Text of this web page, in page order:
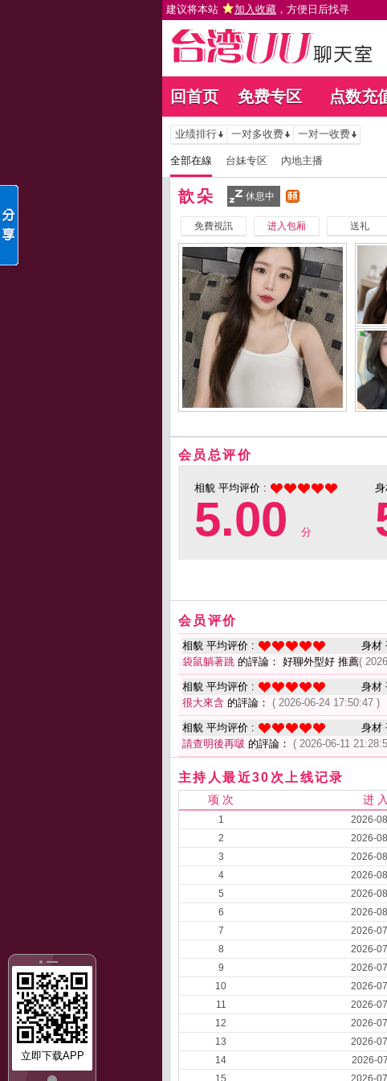
建议将本站 加入收藏 ，方便日后找寻
回首页 免费专区 点数充
立即下载APP
业绩排行 一对多收费 一对一收费
全部在線 台妹专区 內地主播
歆朵 休息中
免費視訊 进入包厢 送礼
会员总评价
相貌 平均评价 :
5.00 分
会员评价
相貌 平均评价 : 身材
袋鼠躺著跳 的評論： 好聊外型好 推薦(
相貌 平均评价 : 身材
很大來含 的評論： ( 2026-06-24 17:50:47 )
相貌 平均评价 : 身材
請查明後再啵 的評論： ( 2026-06-11
主持人最近30次上线记录
项 次 进
1 2026-
2
2026-
3
2026-
4
2026-
5
2026-
6
2026-
7
2026-
8
2026-
9
2026-
10
2026-
11
2026-
12
2026-
13
2026-
14
2026-
15
2026-